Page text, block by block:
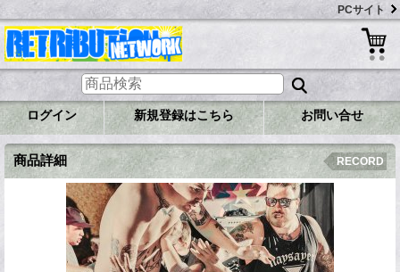
PCサイト
ログイン 新規登録はこちら お問い合せ
商品詳細 RECORD